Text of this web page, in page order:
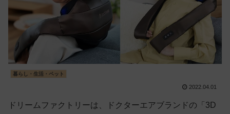
暮らし・生活・ペット
2022.04.01
ドリームファクトリーは、ドクターエアブランドの「3D